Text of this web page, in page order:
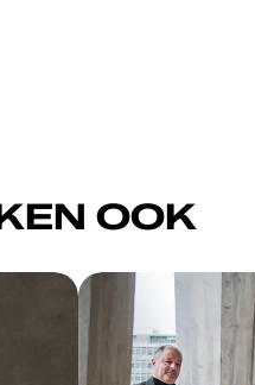
OOK